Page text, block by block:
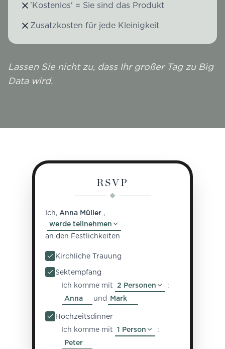
'Kostenlos' = Sie sind das Produkt
Zusatzkosten für jede Kleinigkeit
Lassen Sie nicht zu, dass Ihr großer Tag zu Big
Data wird.
RSVP
Ich, Anna Müller ,
werde teilnehmen
an den Festlichkeiten
Kirchliche Trauung
Sektempfang
Ich komme mit 2 Personen
:
Anna
und Mark
Hochzeitsdinner
Ich komme mit 1 Person
:
Peter